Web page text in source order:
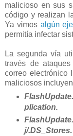
malicioso en sus
código y realizan
Ya vimos algún
permitía infectar
La segunda vía
través de
correo electrónico
maliciosos
plication.
j/.DS_Stores.